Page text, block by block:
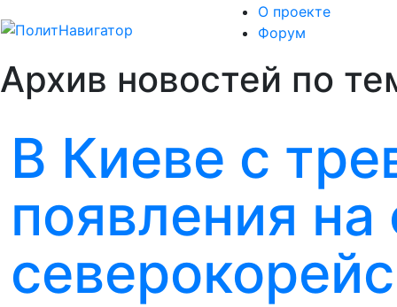
О проекте
Форум
Архив новостей по
В Киеве с
появления на